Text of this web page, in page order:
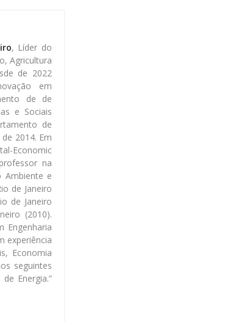
, Líder do
Agricultura
de 2022
em
de de
e Sociais
de
2014. Em
Economic
na
Ambiente e
de Janeiro
de Janeiro
(2010).
Engenharia
experiência
Economia
seguintes
Energia.”